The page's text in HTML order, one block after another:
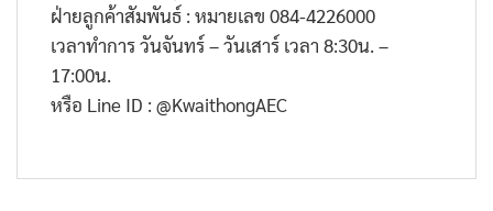
ฝ่ายลูกค้าสัมพันธ์ : หมายเลข 084-4226000
เวลาทำการ วันจันทร์ – วันเสาร์ เวลา 8:30น. –
17:00น.
หรือ Line ID : @KwaithongAEC